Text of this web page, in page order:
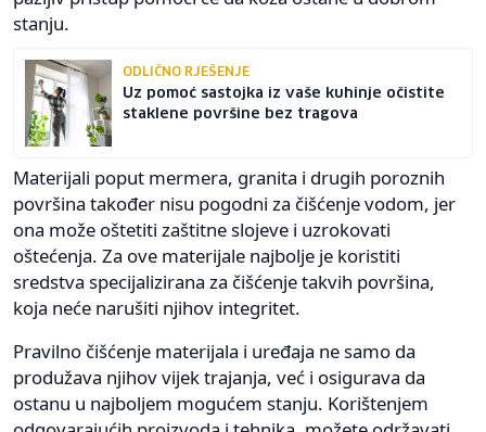
stanju.
ODLIČNO RJEŠENJE
Uz pomoć sastojka iz vaše kuhinje očistite
staklene površine bez tragova
Materijali poput mermera, granita i drugih poroznih
površina također nisu pogodni za čišćenje vodom, jer
ona može oštetiti zaštitne slojeve i uzrokovati
oštećenja. Za ove materijale najbolje je koristiti
sredstva specijalizirana za čišćenje takvih površina,
koja neće narušiti njihov integritet.
Pravilno čišćenje materijala i uređaja ne samo da
produžava njihov vijek trajanja, već i osigurava da
ostanu u najboljem mogućem stanju. Korištenjem